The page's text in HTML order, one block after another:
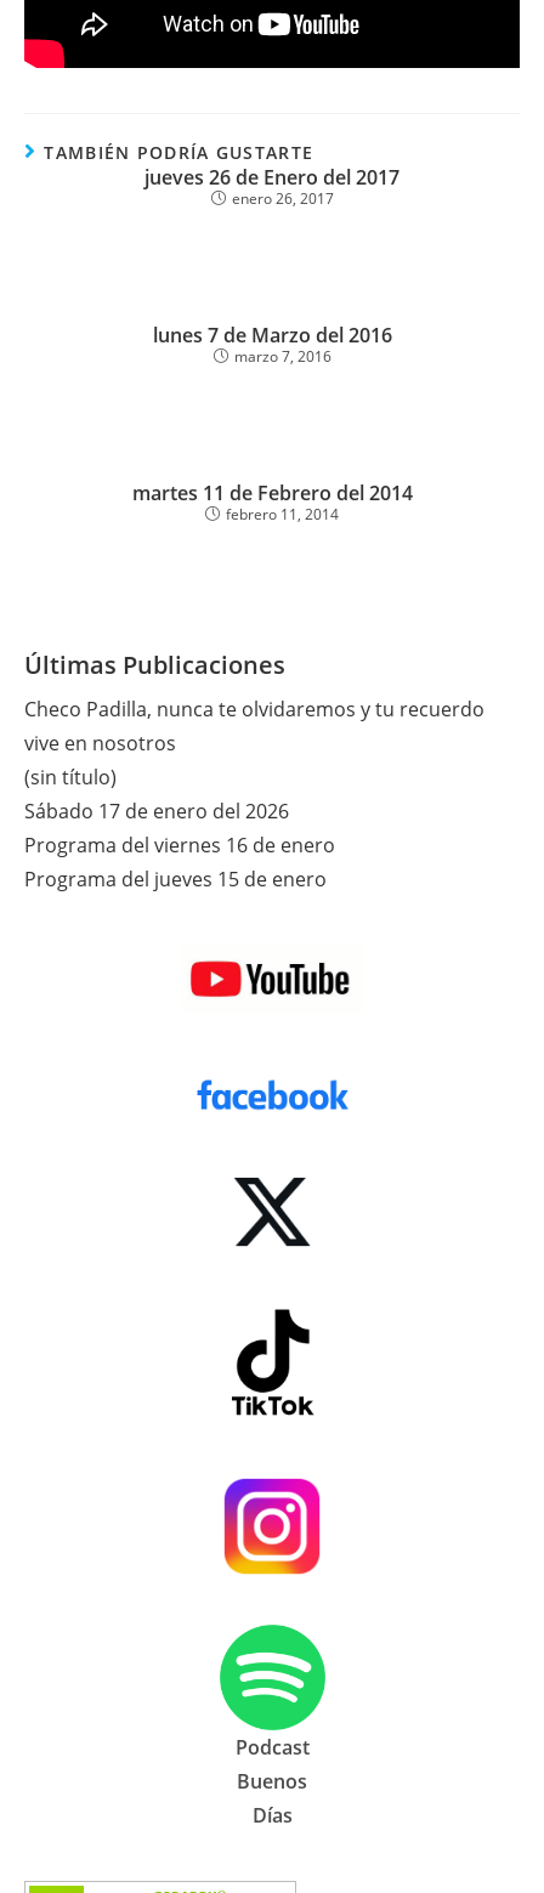
TAMBIÉN PODRÍA GUSTARTE
jueves 26 de Enero del 2017
enero 26, 2017
lunes 7 de Marzo del 2016
marzo 7, 2016
martes 11 de Febrero del 2014
febrero 11, 2014
Últimas Publicaciones
Checo Padilla, nunca te olvidaremos y tu recuerdo
vive en nosotros
(sin título)
Sábado 17 de enero del 2026
Programa del viernes 16 de enero
Programa del jueves 15 de enero
Podcast
Buenos
Días